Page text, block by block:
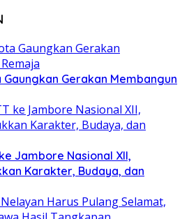
Gaungkan Gerakan Membangun
Jambore Nasional XII,
Karakter, Budaya, dan